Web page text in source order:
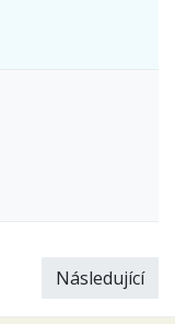
Následující